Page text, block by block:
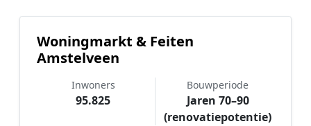
Woningmarkt & Feiten
Amstelveen
Inwoners
95.825
Bouwperiode
Jaren 70–90
(renovatiepotentie)